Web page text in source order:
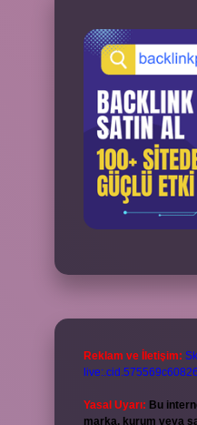
Reklam ve İletişim:
Yasal Uyarı: Bu
marka, kurum veya